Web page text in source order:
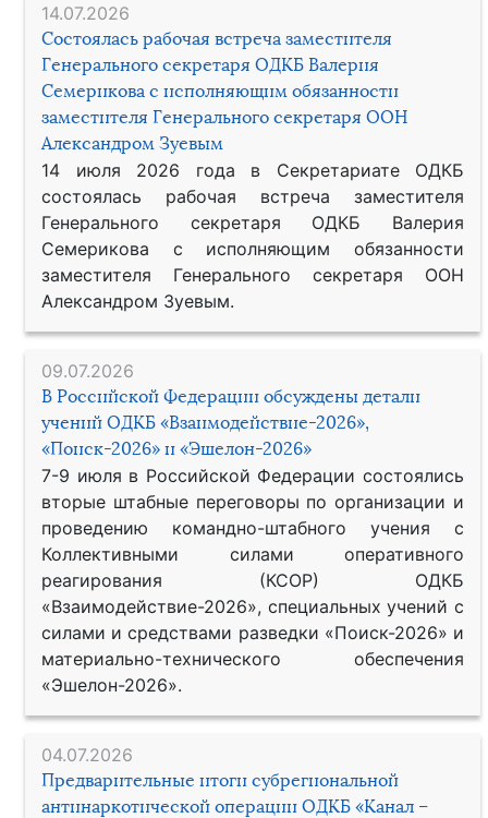
14.07.2026
Состоялась рабочая встреча заместителя
Генерального секретаря ОДКБ Валерия
Семерикова с исполняющим обязанности
заместителя Генерального секретаря ООН
Александром Зуевым
14 июля 2026 года в Секретариате ОДКБ
состоялась рабочая встреча заместителя
Генерального секретаря ОДКБ Валерия
Семерикова с исполняющим обязанности
заместителя Генерального секретаря ООН
Александром Зуевым.
09.07.2026
В Российской Федерации обсуждены детали
учений ОДКБ «Взаимодействие-2026»,
«Поиск-2026» и «Эшелон-2026»
7-9 июля в Российской Федерации состоялись
вторые штабные переговоры по организации и
проведению командно-штабного учения с
Коллективными силами оперативного
реагирования (КСОР) ОДКБ
«Взаимодействие-2026», специальных учений с
силами и средствами разведки «Поиск-2026» и
материально-технического обеспечения
«Эшелон-2026».
04.07.2026
Предварительные итоги субрегиональной
антинаркотической операции ОДКБ «Канал –